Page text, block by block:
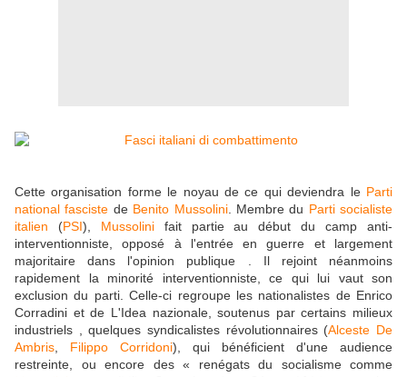
Cette organisation forme le noyau de ce qui deviendra le Parti
national fasciste de Benito Mussolini. Membre du Parti socialiste
italien (PSI), Mussolinifait partie au début du camp anti-
interventionniste, opposé à l'entrée en guerre et largement
majoritaire dans l'opinion publique . Il rejoint néanmoins
rapidement la minorité interventionniste, ce qui lui vaut son
exclusion du parti. Celle-ci regroupe les nationalistes de Enrico
Corradini et de L'Idea nazionale, soutenus par certains milieux
industriels , quelques syndicalistes révolutionnaires (Alceste De
Ambris
Filippo Corridoni), qui bénéficient d'une audience
restreinte, ou encore des « renégats du socialisme comme